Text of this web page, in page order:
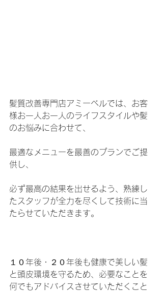
髪質改善専門店アミーベルでは、お客
様お一人お一人のライフスタイルや髪
のお悩みに合わせて、
最適なメニューを最善のプランでご提
供し、
必ず最高の結果を出せるよう、熟練し
たスタッフが全力を尽くして技術に当
たらせていただきます。
１０年後・２０年後も健康で美しい髪
と頭皮環境を守るため、必要なことを
何でもアドバイスさせていただくこと